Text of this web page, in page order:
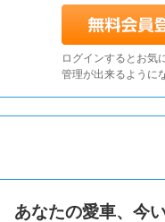
ログインするとお気
管理が出来るように
あなたの愛車、今